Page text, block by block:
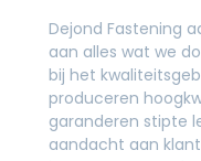
Dejond Fastening
aan alles wat we
bij het
produceren
garanderen stipte
aandacht aan